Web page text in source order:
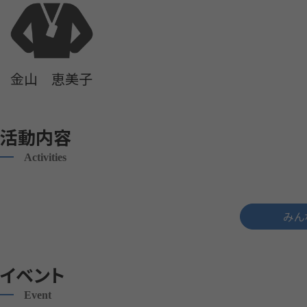
金山 恵美子
活動内容
Activities
み
イベント
Event